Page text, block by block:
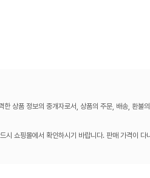
한 상품 정보의 중개자로서, 상품의 주문, 배송, 환불
시 쇼핑몰에서 확인하시기 바랍니다. 판매 가격이 다